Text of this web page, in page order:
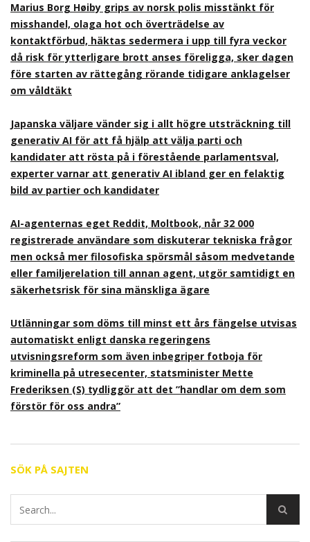
Marius Borg Høiby grips av norsk polis misstänkt för
misshandel, olaga hot och överträdelse av
kontaktförbud, häktas sedermera i upp till fyra veckor
då risk för ytterligare brott anses föreligga, sker dagen
före starten av rättegång rörande tidigare anklagelser
om våldtäkt
Japanska väljare vänder sig i allt högre utsträckning till
generativ AI för att få hjälp att välja parti och
kandidater att rösta på i förestående parlamentsval,
experter varnar att generativ AI ibland ger en felaktig
bild av partier och kandidater
AI-agenternas eget Reddit, Moltbook, når 32 000
registrerade användare som diskuterar tekniska frågor
men också mer filosofiska spörsmål såsom medvetande
eller familjerelation till annan agent, utgör samtidigt en
säkerhetsrisk för sina mänskliga ägare
Utlänningar som döms till minst ett års fängelse utvisas
automatiskt enligt danska regeringens
utvisningsreform som även inbegriper fotboja för
kriminella på utresecenter, statsminister Mette
Frederiksen (S) tydliggör att det ”handlar om dem som
förstör för oss andra”
SÖK PÅ SAJTEN